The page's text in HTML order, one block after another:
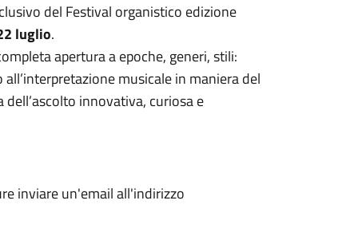
del Festival organistico edizione
luglio.
apertura a epoche, generi, stili:
musicale in maniera del
innovativa, curiosa e
inviare un'email all'indirizzo